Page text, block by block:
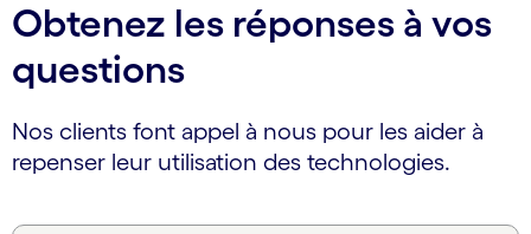
Obtenez les réponses à vos
questions
Nos clients font appel à nous pour les aider à
repenser leur utilisation des technologies.